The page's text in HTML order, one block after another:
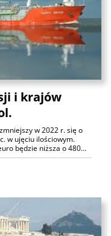
i krajów
w 2022 r. się o
w ujęciu ilościowym.
będzie niższa o 480…